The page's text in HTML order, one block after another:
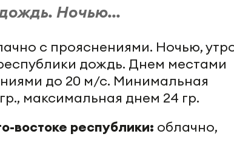
Ночью...
с прояснениями. Ночью,
дождь. Днем местами
до 20 м/с. Минимальная
максимальная днем 24 гр.
востоке республики: облачно,